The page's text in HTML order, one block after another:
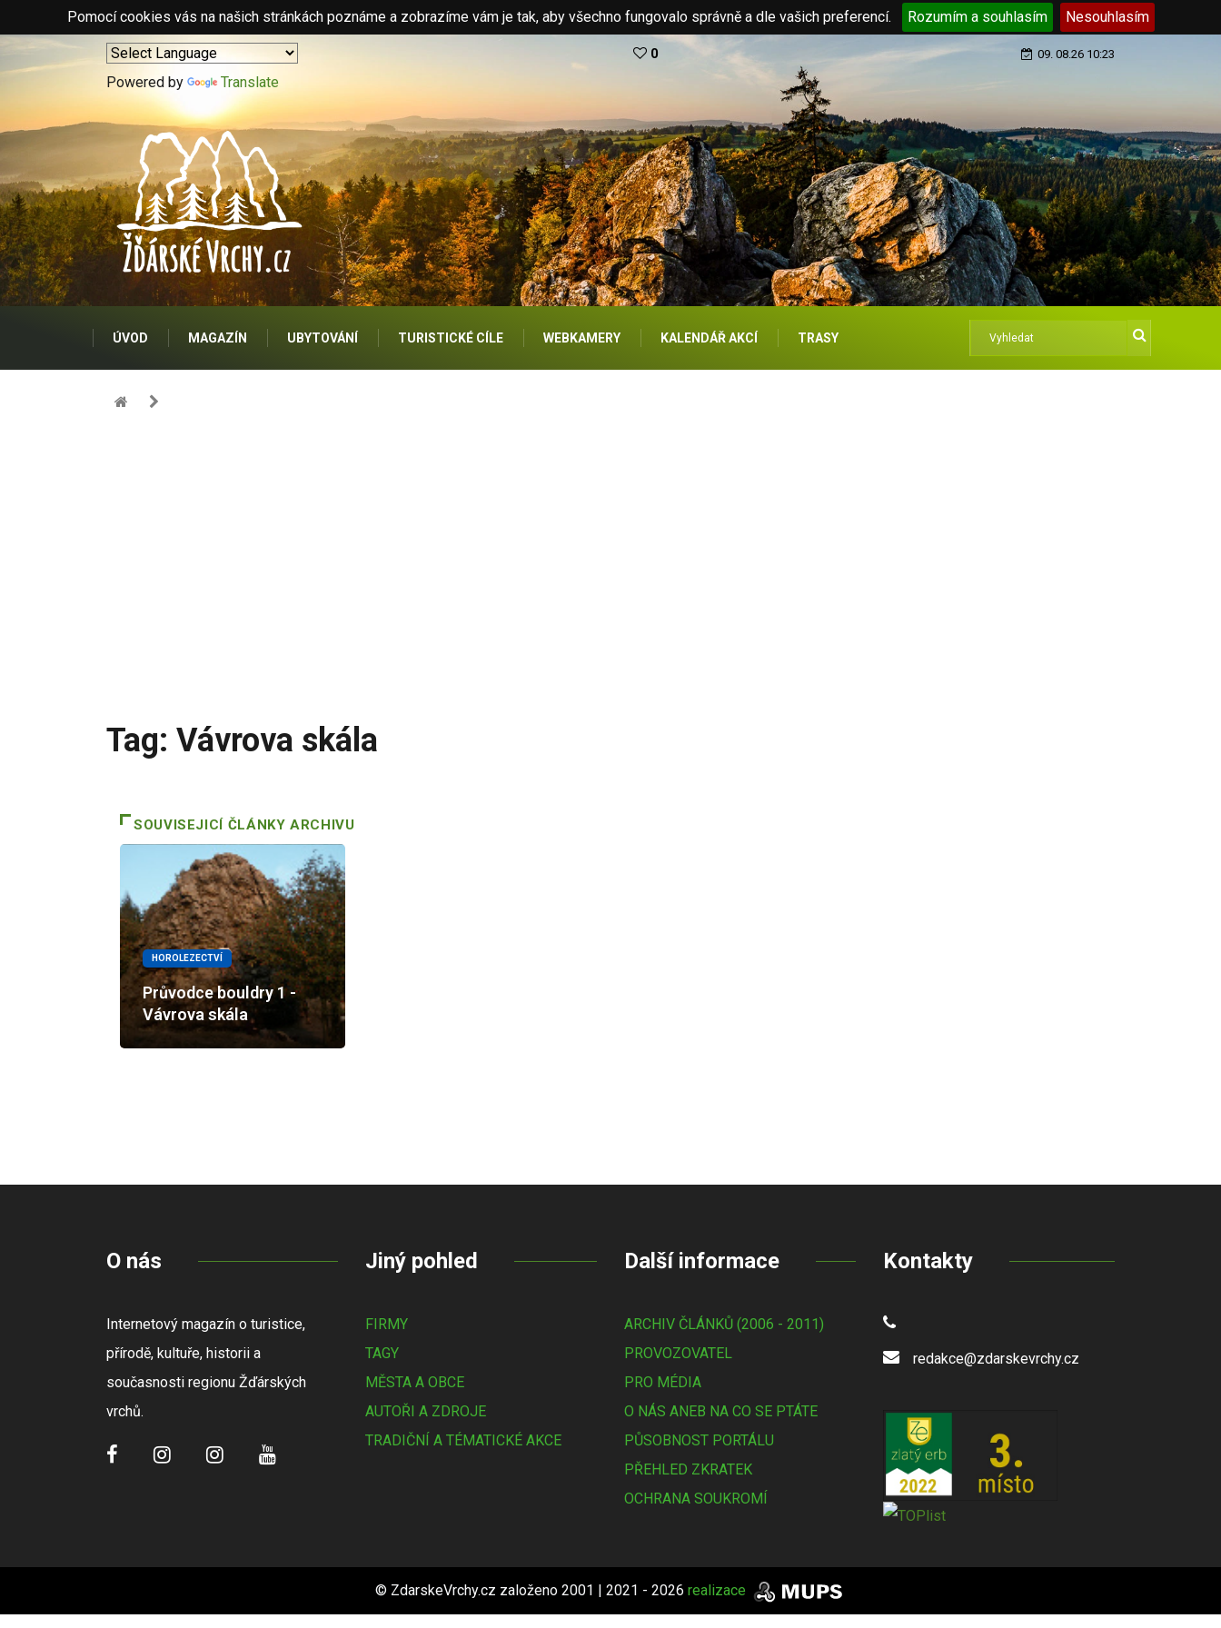
Pomocí cookies vás na našich stránkách poznáme a zobrazíme vám je tak, aby všechno fungovalo správně a dle vašich preferencí. Rozumím a souhlasím Nesouhlasím
Powered by Translate
0 09. 08.26 10:23
ÚVOD MAGAZÍN UBYTOVÁNÍ TURISTICKÉ CÍLE WEBKAMERY KALENDÁŘ AKCÍ TRASY
Tag: Vávrova skála
SOUVISEJICÍ ČLÁNKY ARCHIVU
HOROLEZECTVÍ
Průvodce bouldry 1 -
Vávrova skála
O nás
Internetový magazín o turistice,
přírodě, kultuře, historii a
současnosti regionu Žďárských
vrchů.
Jiný pohled
FIRMY
TAGY
MĚSTA A OBCE
AUTOŘI A ZDROJE
TRADIČNÍ A TÉMATICKÉ AKCE
Další informace
ARCHIV ČLÁNKŮ (2006 - 2011)
PROVOZOVATEL
PRO MÉDIA
O NÁS ANEB NA CO SE PTÁTE
PŮSOBNOST PORTÁLU
PŘEHLED ZKRATEK
OCHRANA SOUKROMÍ
Kontakty
redakce@zdarskevrchy.cz
© ZdarskeVrchy.cz založeno 2001 | 2021 - 2026 realizace